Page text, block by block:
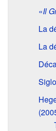
«Il
La
La
Siglo